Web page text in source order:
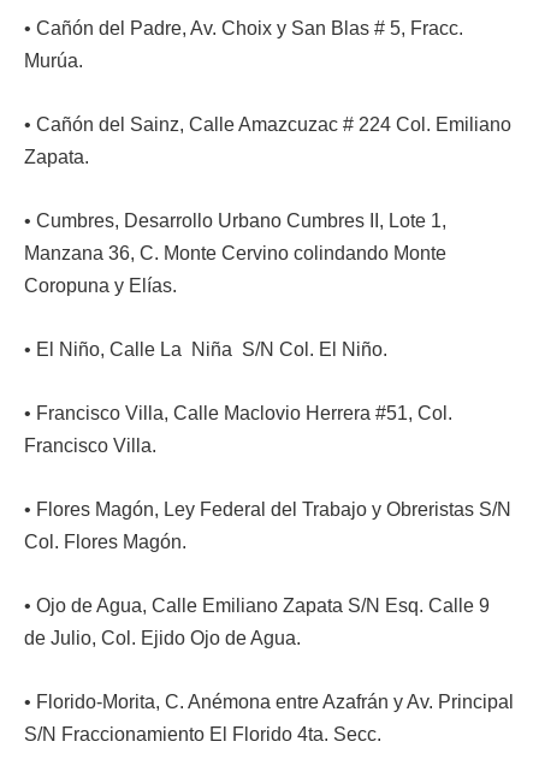
• Cañón del Padre, Av. Choix y San Blas # 5, Fracc.
Murúa.
• Cañón del Sainz, Calle Amazcuzac # 224 Col. Emiliano
Zapata.
• Cumbres, Desarrollo Urbano Cumbres II, Lote 1,
Manzana 36, C. Monte Cervino colindando Monte
Coropuna y Elías.
• El Niño, Calle La Niña S/N Col. El Niño.
• Francisco Villa, Calle Maclovio Herrera #51, Col.
Francisco Villa.
• Flores Magón, Ley Federal del Trabajo y Obreristas S/N
Col. Flores Magón.
• Ojo de Agua, Calle Emiliano Zapata S/N Esq. Calle 9
de Julio, Col. Ejido Ojo de Agua.
• Florido-Morita, C. Anémona entre Azafrán y Av. Principal
S/N Fraccionamiento El Florido 4ta. Secc.